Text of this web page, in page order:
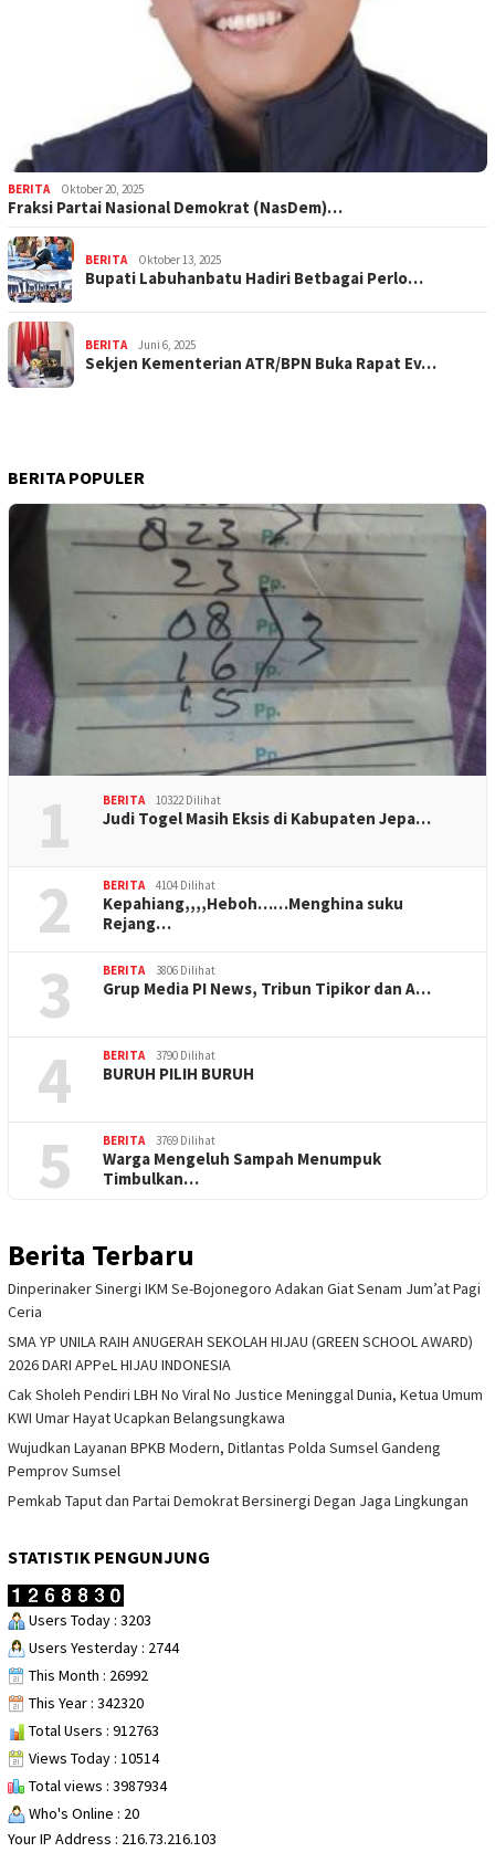
BERITA Oktober 20, 2025
Fraksi Partai Nasional Demokrat (NasDem)…
BERITA Oktober 13, 2025
Bupati Labuhanbatu Hadiri Betbagai Perlo…
BERITA Juni 6, 2025
Sekjen Kementerian ATR/BPN Buka Rapat Ev…
BERITA POPULER
1 BERITA 10322 Dilihat
Judi Togel Masih Eksis di Kabupaten Jepa…
2 BERITA 4104 Dilihat
Kepahiang,,,,Heboh……Menghina suku
Rejang…
3 BERITA 3806 Dilihat
Grup Media PI News, Tribun Tipikor dan A…
4 BERITA 3790 Dilihat
BURUH PILIH BURUH
5 BERITA 3769 Dilihat
Warga Mengeluh Sampah Menumpuk
Timbulkan…
Berita Terbaru
Dinperinaker Sinergi IKM Se-Bojonegoro Adakan Giat Senam Jum’at Pagi
Ceria
SMA YP UNILA RAIH ANUGERAH SEKOLAH HIJAU (GREEN SCHOOL AWARD)
2026 DARI APPeL HIJAU INDONESIA
Cak Sholeh Pendiri LBH No Viral No Justice Meninggal Dunia, Ketua Umum
KWI Umar Hayat Ucapkan Belangsungkawa
Wujudkan Layanan BPKB Modern, Ditlantas Polda Sumsel Gandeng
Pemprov Sumsel
Pemkab Taput dan Partai Demokrat Bersinergi Degan Jaga Lingkungan
STATISTIK PENGUNJUNG
Users Today : 3203
Users Yesterday : 2744
This Month : 26992
This Year : 342320
Total Users : 912763
Views Today : 10514
Total views : 3987934
Who's Online : 20
Your IP Address : 216.73.216.103